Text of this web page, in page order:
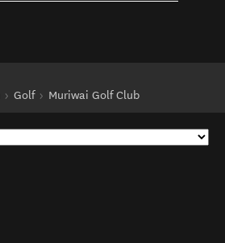
Golf Muriwai Golf Club